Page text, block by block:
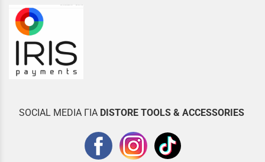
SOCIAL MEDIA ΓΙΑ DISTORE TOOLS & ACCESSORIES